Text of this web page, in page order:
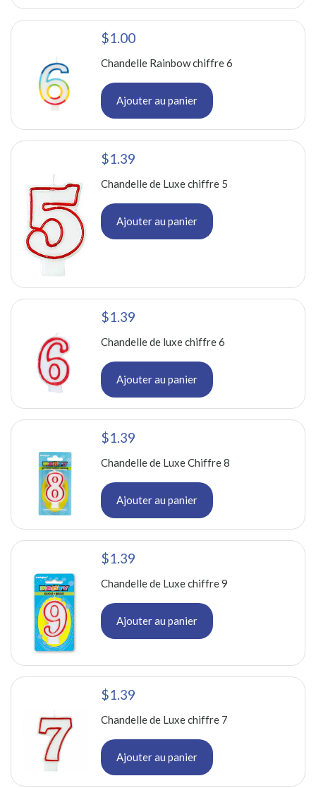
$1.00
Chandelle Rainbow chiffre 6
Ajouter au panier
$1.39
Chandelle de Luxe chiffre 5
Ajouter au panier
$1.39
Chandelle de luxe chiffre 6
Ajouter au panier
$1.39
Chandelle de Luxe Chiffre 8
Ajouter au panier
$1.39
Chandelle de Luxe chiffre 9
Ajouter au panier
$1.39
Chandelle de Luxe chiffre 7
Ajouter au panier